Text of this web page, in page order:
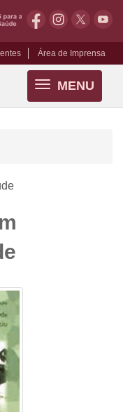
Área de Imprensa
MENU
Toggle
navigation